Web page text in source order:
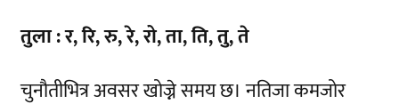
तुला : र, रि, रु, रे, रो, ता, ति, तु, ते
चुनौतीभित्र अवसर खोज्ने समय छ। नतिजा कमजोर